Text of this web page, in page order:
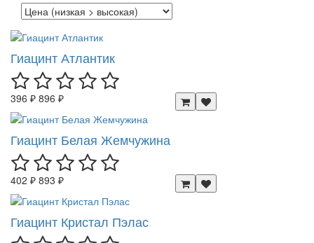
Гиацинт Атлантик
396 ₽ 896 ₽
Гиацинт Белая Жемчужина
402 ₽ 893 ₽
Гиацинт Кристал Пэлас